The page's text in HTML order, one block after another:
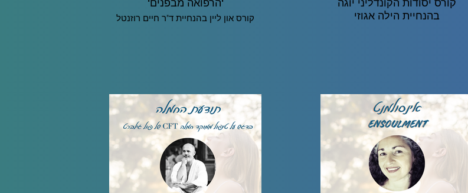
קורס יסודות הקונדליני יוגה
בהנחיית הילה אגוזי
'הרפואה מבפנים'
קורס און ליין בהנחיית ד"ר חיים רוזנטל